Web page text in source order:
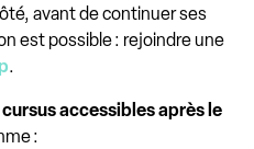
avant de continuer ses
est possible : rejoindre une
.
cursus accessibles après le
: